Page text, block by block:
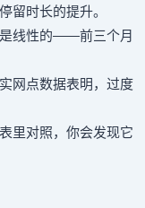
留时长的提升。
是线性的——前三个月
网点数据表明，过度
里对照，你会发现它